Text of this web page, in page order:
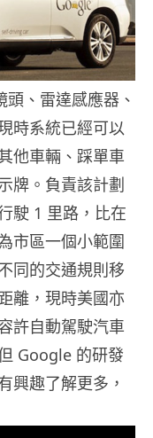
、雷達感應器、
時系統已經可以
他車輛、踩單車
牌。負責該計劃
駛 1 里路，比在
市區一個小範圍
同的交通規則移
離，現時美國亦
許自動駕駛汽車
Google 的研發
興趣了解更多，